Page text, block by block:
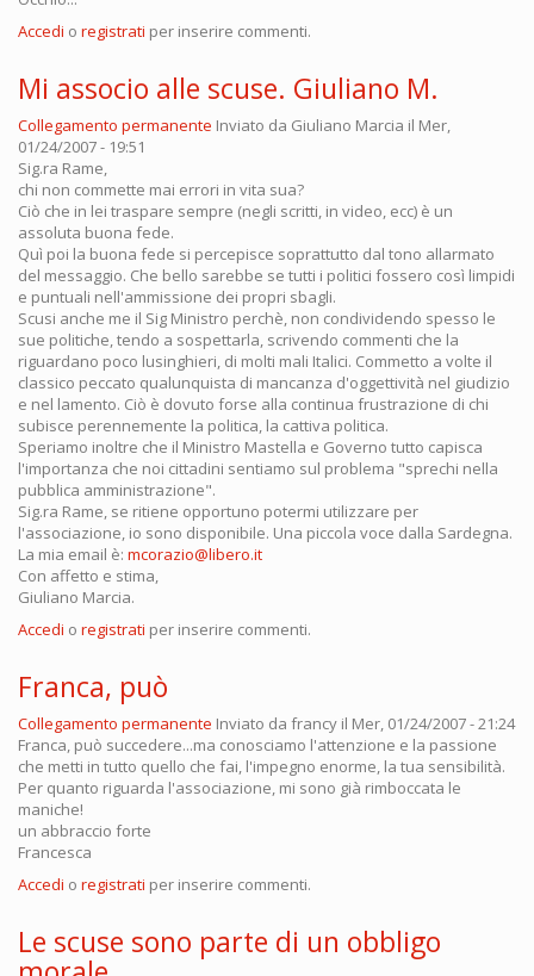
Accedi o registrati per inserire commenti.
Mi associo alle scuse. Giuliano M.
Collegamento permanente Inviato da Giuliano Marcia il Mer,
01/24/2007 - 19:51
Sig.ra Rame,
chi non commette mai errori in vita sua?
Ciò che in lei traspare sempre (negli scritti, in video, ecc) è un
assoluta buona fede.
Quì poi la buona fede si percepisce soprattutto dal tono allarmato
del messaggio. Che bello sarebbe se tutti i politici fossero così limpidi
e puntuali nell'ammissione dei propri sbagli.
Scusi anche me il Sig Ministro perchè, non condividendo spesso le
sue politiche, tendo a sospettarla, scrivendo commenti che la
riguardano poco lusinghieri, di molti mali Italici. Commetto a volte il
classico peccato qualunquista di mancanza d'oggettività nel giudizio
e nel lamento. Ciò è dovuto forse alla continua frustrazione di chi
subisce perennemente la politica, la cattiva politica.
Speriamo inoltre che il Ministro Mastella e Governo tutto capisca
l'importanza che noi cittadini sentiamo sul problema "sprechi nella
pubblica amministrazione".
Sig.ra Rame, se ritiene opportuno potermi utilizzare per
l'associazione, io sono disponibile. Una piccola voce dalla Sardegna.
La mia email è: mcorazio@libero.it
Con affetto e stima,
Giuliano Marcia.
Accedi o registrati per inserire commenti.
Franca, può
Collegamento permanente Inviato da francy il Mer, 01/24/2007 - 21:24
Franca, può succedere...ma conosciamo l'attenzione e la passione
che metti in tutto quello che fai, l'impegno enorme, la tua sensibilità.
Per quanto riguarda l'associazione, mi sono già rimboccata le
maniche!
un abbraccio forte
Francesca
Accedi o registrati per inserire commenti.
Le scuse sono parte di un obbligo